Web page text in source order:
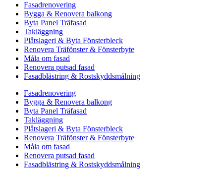
Fasadrenovering
Bygga & Renovera balkong
Byta Panel Träfasad
Takläggning
Plåtslageri & Byta Fönsterbleck
Renovera Träfönster & Fönsterbyte
Måla om fasad
Renovera putsad fasad
Fasadblästring & Rostskyddsmålning
Fasadrenovering
Bygga & Renovera balkong
Byta Panel Träfasad
Takläggning
Plåtslageri & Byta Fönsterbleck
Renovera Träfönster & Fönsterbyte
Måla om fasad
Renovera putsad fasad
Fasadblästring & Rostskyddsmålning